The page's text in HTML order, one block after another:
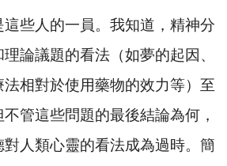
些人的一員。我知道，精神分
論議題的看法（如夢的起因、
相對於使用藥物的效力等）至
管這些問題的最後結論為何，
人類心靈的看法成為過時。簡